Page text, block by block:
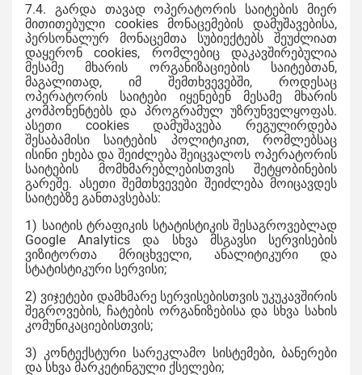
7.4. გარდა თავად ოპერატორის საიტების მიერ
მითითებული cookies მონაცემების დამუშავებისა,
პერსონალურ მონაცემთა სუბიექტებს შეუძლიათ
დაყერონ cookies, რომლებიც დაკავშირებულია
მესამე მხარის ორგანიზაციების საიტებთან,
მაგალითად, იმ შემთხვევებში, როდესაც
ოპერატორის საიტები იყენებენ მესამე მხარის
კომპონენტებს და პროგრამულ უზრუნველყოფას.
ასეთი cookies დამუშავება რეგულირდება
შესაბამისი საიტების პოლიტიკით, რომლებსაც
ისინი ეხება და შეიძლება შეიცვალოს ოპერატორის
საიტების მომხმარებლებისთვის შეტყობინების
გარეშე. ასეთი შემთხვევები შეიძლება მოიცავდეს
საიტებზე განთავსებას:
1) საიტის ტრაფიკის სტატისტიკის შესაგროვებლად
Google Analytics და სხვა მსგავსი სერვისების
ვიზიტორთა მრიცხველი, ანალიტიკური და
სტატისტიკური სერვისი;
2) ვიჯეტები დამხმარე სერვისებისთვის უკუკავშირის
შეგროვების, ჩატების ორგანიზებისა და სხვა სახის
კომუნიკაციებისთვის;
3) კონტექსტური სარეკლამო სისტემები, ბანერები
და სხვა მარკეტინგული ქსელები;